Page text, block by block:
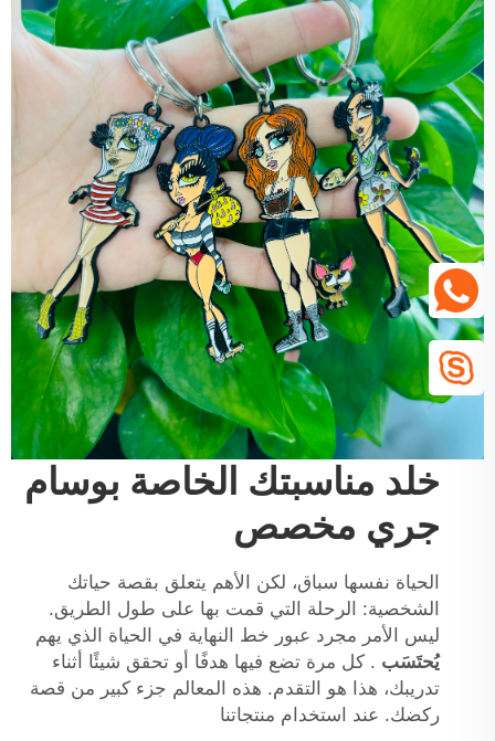
خلد مناسبتك الخاصة بوسام
جري مخصص
الحياة نفسها سباق، لكن الأهم يتعلق بقصة حياتك
الشخصية: الرحلة التي قمت بها على طول الطريق.
ليس الأمر مجرد عبور خط النهاية في الحياة الذي يهم
يُحتَسَب . كل مرة تضع فيها هدفًا أو تحقق شيئًا أثناء
تدريبك، هذا هو التقدم. هذه المعالم جزء كبير من قصة
ركضك. عند استخدام منتجاتنا